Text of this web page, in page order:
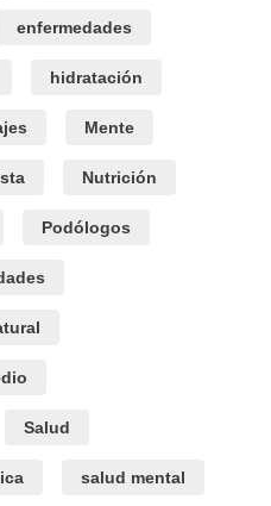
enfermedades
hidratación
Mente
Nutrición
Podólogos
Salud
salud mental